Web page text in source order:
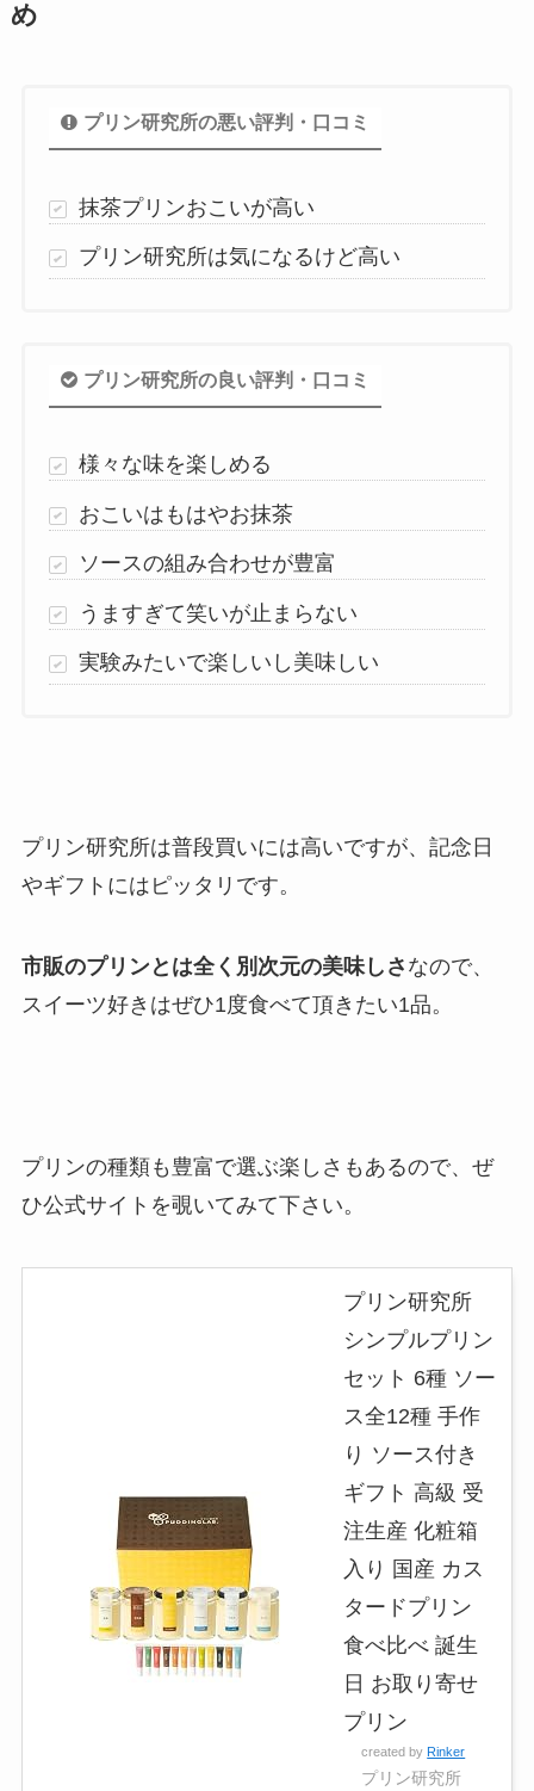
め
プリン研究所の悪い評判・口コミ
抹茶プリンおこいが高い
プリン研究所は気になるけど高い
プリン研究所の良い評判・口コミ
様々な味を楽しめる
おこいはもはやお抹茶
ソースの組み合わせが豊富
うますぎて笑いが止まらない
実験みたいで楽しいし美味しい
プリン研究所は普段買いには高いですが、記念日
やギフトにはピッタリです。
市販のプリンとは全く別次元の美味しさ なので、
スイーツ好きはぜひ1度食べて頂きたい1品。
プリンの種類も豊富で選ぶ楽しさもあるので、ぜ
ひ公式サイトを覗いてみて下さい。
プリン研究所
シンプルプリン
セット 6種 ソー
ス全12種 手作
り ソース付き
ギフト 高級 受
注生産 化粧箱
入り 国産 カス
タードプリン
食べ比べ 誕生
日 お取り寄せ
プリン
created by Rinker
プリン研究所